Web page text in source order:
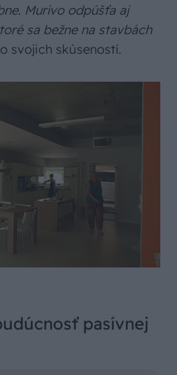
Murivo odpúšťa aj
sa bežne na stavbách
svojich skúseností.
pasívnej